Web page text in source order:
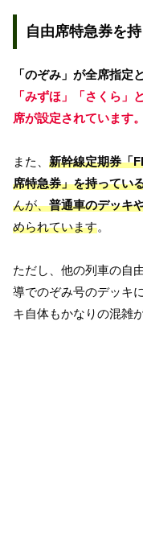
自由席特急券を
「のぞみ」が全席指定
「みずほ」「さくら」
席が設定されています。
また、 新幹線定期券「
席特急券」を持ってい
んが、普通車のデッキ
められています。
ただし、他の列車の自
導でのぞみ号のデッキ
キ自体もかなりの混雑